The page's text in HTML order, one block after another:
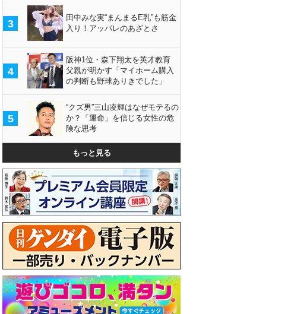
3
田中みな実“まんまるE乳”も筋金
入り！アッパレのあざとさ
4
阪神1位・森下翔太を英才教育
父親が明かす「マイホーム購入
の判断も野球ありきでした」
5
“クズ男”三山凌輝はなぜモテるの
か？「運命」を信じる女性の危
険な思考
もっと見る